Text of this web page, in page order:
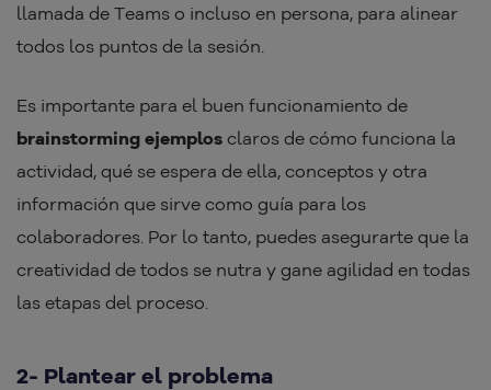
llamada de Teams o incluso en persona, para alinear
todos los puntos de la sesión.
Es importante para el buen funcionamiento de
brainstorming ejemplos claros de cómo funciona la
actividad, qué se espera de ella, conceptos y otra
información que sirve como guía para los
colaboradores. Por lo tanto, puedes asegurarte que la
creatividad de todos se nutra y gane agilidad en todas
las etapas del proceso.
2- Plantear el problema